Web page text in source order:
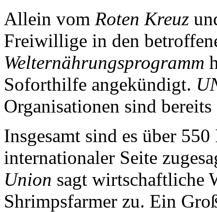
Allein vom Roten Kreuz
Freiwillige in den
Welternährungsprogramm
Soforthilfe angekündigt.
Organisationen sind
Insgesamt sind es über
internationaler Seite
Union sagt wirtschaftliche
Shrimpsfarmer zu. Ein